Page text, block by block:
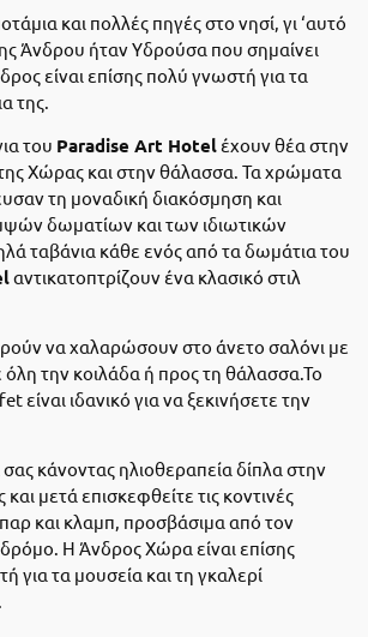
και πολλές πηγές στο νησί, γι ‘αυτό
Άνδρου ήταν Yδρούσα που σημαίνει
είναι επίσης πολύ γνωστή για τα
της.
του Paradise Art Hotelέχουν θέα στην
Χώρας και στην θάλασσα. Τα χρώματα
τη μοναδική διακόσμηση και
δωματίων και των ιδιωτικών
ταβάνια κάθε ενός από τα δωμάτια του
αντικατοπτρίζουν ένα κλασικό στιλ
να χαλαρώσουν στο άνετο σαλόνι με
την κοιλάδα ή προς τη θάλασσα.Το
είναι ιδανικό για να ξεκινήσετε την
κάνοντας ηλιοθεραπεία δίπλα στην
και μετά επισκεφθείτε τις κοντινές
και κλαμπ, προσβάσιμα από τον
Η Άνδρος Χώρα είναι επίσης
για τα μουσεία και τη γκαλερί